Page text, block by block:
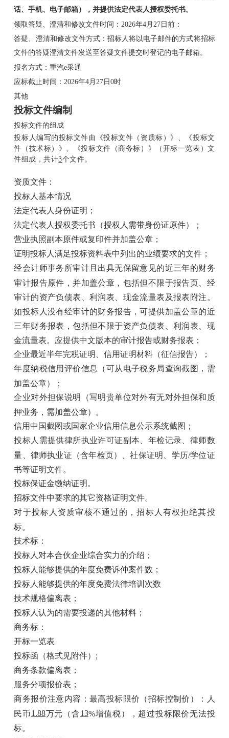
话、手机、电子邮箱），并提供法定代表人授权委托书。
领取答疑、澄清和修改文件时间：2026年4月27日前：
答疑、澄清和修改文件方式：招标人将以电子邮件的方式将招标
文件的答疑澄清文件发送至答疑文件提交时登记的电子邮箱。
报名方式：重汽e采通
应标截止时间：2026年4月27日0时
其他
投标文件编制
投标文件的组成
投标人编写的投标文件由《投标文件（资质标）》、《投标文
件（技术标）》、《投标文件（商务标）》（开标一览表）文
件组成，共计3个文件。
资质文件：
投标人基本情况
法定代表人身份证明；
法定代表人授权委托书（授权人需带身份证原件）；
营业执照副本原件或复印件并加盖公章；
证明投标人满足投标资料表中列出的业绩要求的文件；
经会计师事务所审计且出具无保留意见的近三年的财务
审计报告原件，并加盖公章，包括但不限于报告页、经
审计的资产负债表、利润表、现金流量表及报表附注。
如投标人没有经审计的财务报告，可提供加盖公章的近
三年财务报表，包括但不限于资产负债表、利润表、现
金流量表。应提供中文版本的审计报告或财务报表；
企业最近半年完税证明、信用证明材料（征信报告）；
年度纳税信用评价信息（可从电子税务局查询截图，需
加盖公章）；
企业对外担保说明（写明贵单位对外有无对外担保和质
押业务，需加盖公章）。
信用中国截图或国家企业信用信息公示系统截图；
投标人需提供律所执业许可证副本、年检记录、律师数
量、律师执业证（含年检页）、社保证明、学历/学位证
书等证明文件。
投标保证金缴纳证明。
招标文件中要求的其它资格证明文件。
对于投标人资质审核不通过的，招标人有权拒绝其投
标。
技术标：
投标人对本合伙企业综合实力的介绍；
投标人能够提供的年度免费诉仲案件数；
投标人能够提供的年度免费法律培训次数
技术规格偏离表；
投标人认为的需要投递的其他材料；
商务标：
开标一览表
投标函（格式见附件）;
商务条款偏离表；
服务分项报价表；
商务报价注意内容：最高投标限价（招标控制价）：人
民币1.88万元（含13%增值税），超过投标限价无法投
标。